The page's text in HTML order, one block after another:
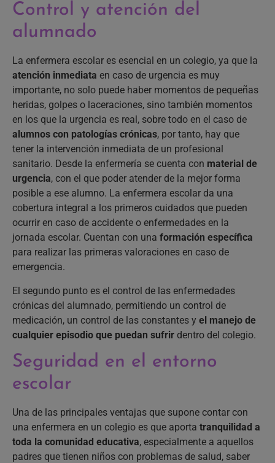
Control y atención del
alumnado
La enfermera escolar es esencial en un colegio, ya que la
atención inmediata en caso de urgencia es muy
importante, no solo puede haber momentos de pequeñas
heridas, golpes o laceraciones, sino también momentos
en los que la urgencia es real, sobre todo en el caso de
alumnos con patologías crónicas, por tanto, hay que
tener la intervención inmediata de un profesional
sanitario. Desde la enfermería se cuenta con material de
urgencia, con el que poder atender de la mejor forma
posible a ese alumno. La enfermera escolar da una
cobertura integral a los primeros cuidados que pueden
ocurrir en caso de accidente o enfermedades en la
jornada escolar. Cuentan con una formación específica
para realizar las primeras valoraciones en caso de
emergencia.
El segundo punto es el control de las enfermedades
crónicas del alumnado, permitiendo un control de
medicación, un control de las constantes y el manejo de
cualquier episodio que puedan sufrir dentro del colegio.
Seguridad en el entorno
escolar
Una de las principales ventajas que supone contar con
una enfermera en un colegio es que aporta tranquilidad a
toda la comunidad educativa, especialmente a aquellos
padres que tienen niños con problemas de salud, saber